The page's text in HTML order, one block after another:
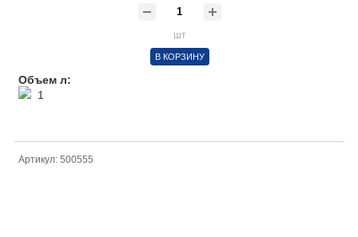
шт
В КОРЗИНУ
Объем л:
1
Артикул: 500555